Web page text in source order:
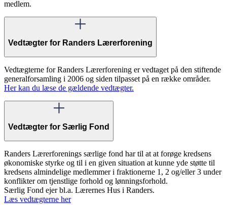
medlem.
Vedtægter for Randers Lærerforening
Vedtægterne for Randers Lærerforening er vedtaget på den stiftende
generalforsamling i 2006 og siden tilpasset på en række områder.
Her kan du læse de gældende vedtægter.
Vedtægter for Særlig Fond
Randers Lærerforenings særlige fond har til at at forøge kredsens
økonomiske styrke og til i en given situation at kunne yde støtte til
kredsens almindelige medlemmer i fraktionerne 1, 2 og/eller 3 under
konflikter om tjenstlige forhold og lønningsforhold.
Særlig Fond ejer bl.a. Lærernes Hus i Randers.
Læs vedtægterne her